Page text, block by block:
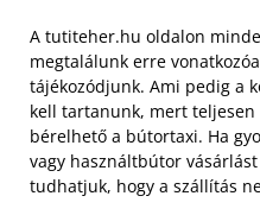
A tutiteher.hu oldalon
megtalálunk erre
tájékozódjunk. Ami pedig a
kell tartanunk, mert
bérelhető a bútortaxi. Ha
vagy használtbútor
tudhatjuk, hogy a szállítás